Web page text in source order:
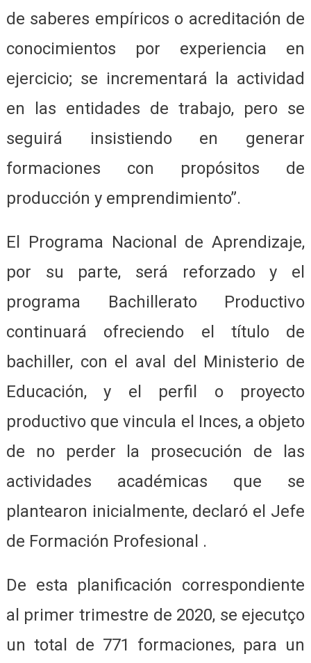
de saberes empíricos o acreditación de
conocimientos por experiencia en
ejercicio; se incrementará la actividad
en las entidades de trabajo, pero se
seguirá insistiendo en generar
formaciones con propósitos de
producción y emprendimiento”.
El Programa Nacional de Aprendizaje,
por su parte, será reforzado y el
programa Bachillerato Productivo
continuará ofreciendo el título de
bachiller, con el aval del Ministerio de
Educación, y el perfil o proyecto
productivo que vincula el Inces, a objeto
de no perder la prosecución de las
actividades académicas que se
plantearon inicialmente, declaró el Jefe
de Formación Profesional .
De esta planificación correspondiente
al primer trimestre de 2020, se ejecutço
un total de 771 formaciones, para un